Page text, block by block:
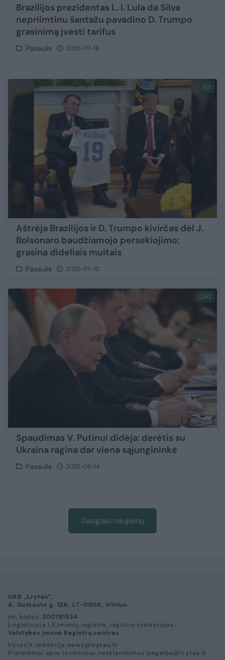
Brazilijos prezidentas L. I. Lula da Silva
nepriimtinu šantažu pavadino D. Trumpo
grasinimą įvesti tarifus
Pasaulis 2025-07-18
1
Aštrėja Brazilijos ir D. Trumpo kivirčas dėl J.
Bolsonaro baudžiamojo persekiojimo:
grasina dideliais muitais
Pasaulis 2025-07-10
10
Spaudimas V. Putinui didėja: derėtis su
Ukraina ragina dar viena sąjungininkė
Pasaulis 2025-05-14
Daugiau naujienų
UAB „Lrytas“,
A. Goštauto g. 12A, LT-01108, Vilnius.
Įm. kodas: 300781534
Įregistruota LR įmonių registre, registro tvarkytojas:
Valstybės įmonė Registrų centras
lrytas.lt redakcija news@lrytas.lt
Pranešimai apie techninius nesklandumus pagalba@lrytas.lt